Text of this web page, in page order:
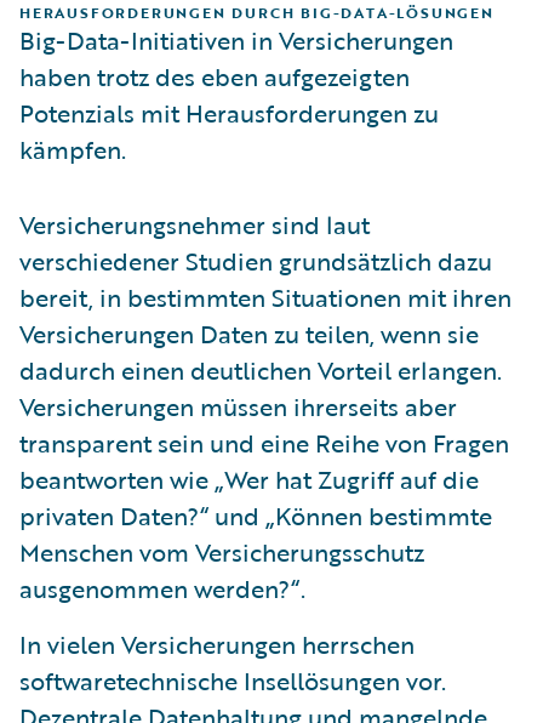
HERAUSFORDERUNGEN DURCH BIG-DATA-LÖSUNGEN
Big-Data-Initiativen in Versicherungen
haben trotz des eben aufgezeigten
Potenzials mit Herausforderungen zu
kämpfen.
Versicherungsnehmer sind laut
verschiedener Studien grundsätzlich dazu
bereit, in bestimmten Situationen mit ihren
Versicherungen Daten zu teilen, wenn sie
dadurch einen deutlichen Vorteil erlangen.
Versicherungen müssen ihrerseits aber
transparent sein und eine Reihe von Fragen
beantworten wie „Wer hat Zugriff auf die
privaten Daten?“ und „Können bestimmte
Menschen vom Versicherungsschutz
ausgenommen werden?“.
In vielen Versicherungen herrschen
softwaretechnische Insellösungen vor.